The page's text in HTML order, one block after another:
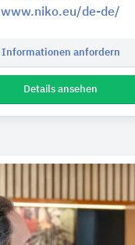
www.niko.eu/de-de/
Informationen anfordern
Details ansehen